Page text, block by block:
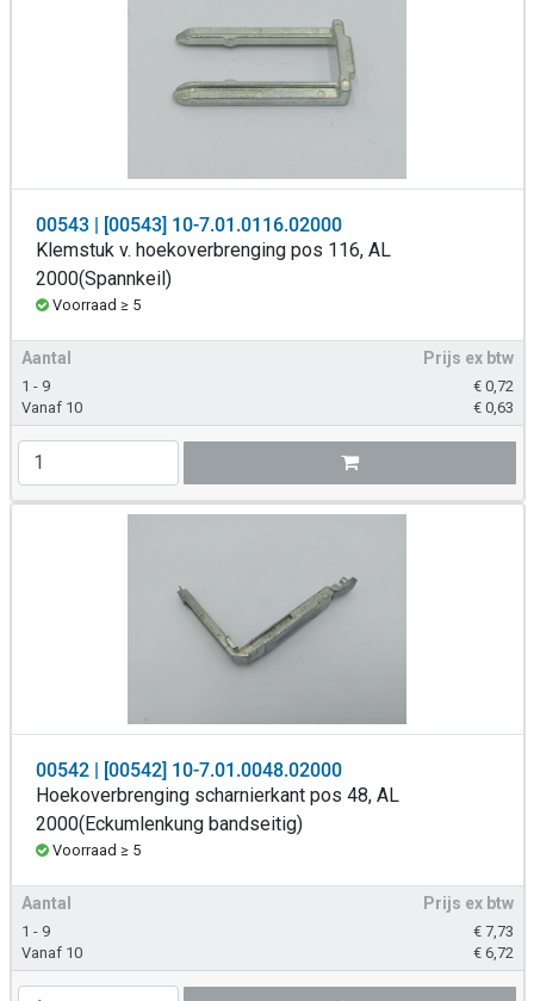
00543 | [00543] 10-7.01.0116.02000
Klemstuk v. hoekoverbrenging pos 116, AL
2000(Spannkeil)
Voorraad ≥ 5
Aantal Prijs ex btw
1 - 9 € 0,72
Vanaf 10
€ 0,63
00542 | [00542] 10-7.01.0048.02000
Hoekoverbrenging scharnierkant pos 48, AL
2000(Eckumlenkung bandseitig)
Voorraad ≥ 5
Aantal Prijs ex btw
1 - 9 € 7,73
Vanaf 10
€ 6,72